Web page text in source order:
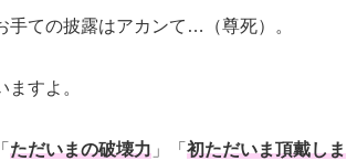
ての披露はアカンて…（尊死）。
すよ。
ただいまの破壊力 」「 初ただいま頂戴しま